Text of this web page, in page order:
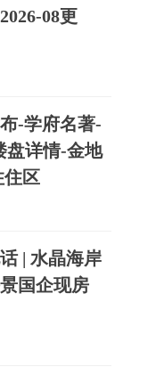
更
-学府名著-
盘详情-金地
住区
| 水晶海岸
国企现房